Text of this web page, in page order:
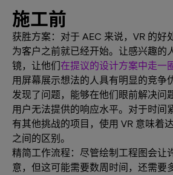
施工前
获胜方案：对于 AEC 来说，VR 的好
为客户之前就已经开始。让感兴趣的
镜，让他们在提议的设计方案中走一
用屏幕展示想法的人具有明显的竞争
发现了问题，能够在他们眼前解决问
用户无法提供的响应水平。对于时间
有其他挑战的项目，使用 VR 意味着
之间的区别。
精简工作流程：尽管绘制工程图会让
意，但这可能需要数周时间，还需要